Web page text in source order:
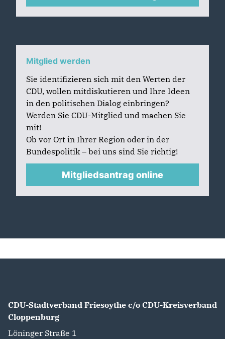
Mitglied werden
Sie identifizieren sich mit den Werten der
CDU, wollen mitdiskutieren und Ihre Ideen
in den politischen Dialog einbringen?
Werden Sie CDU-Mitglied und machen Sie
mit!
Ob vor Ort in Ihrer Region oder in der
Bundespolitik – bei uns sind Sie richtig!
Mitgliedsantrag online
CDU-Stadtverband Friesoythe c/o CDU-Kreisverband
Cloppenburg
Löninger Straße 1